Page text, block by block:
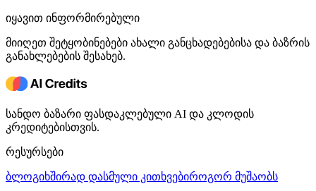
იყავით ინფორმირებული
მიიღეთ შეტყობინებები ახალი განცხადებებისა და ბაზრის
განახლებების შესახებ.
სანდო ბაზარი ფასდაკლებული AI და კლოდის
კრედიტებისთვის.
რესურსები
ბლოგიხშირად დასმული კითხვებიროგორ მუშაობს